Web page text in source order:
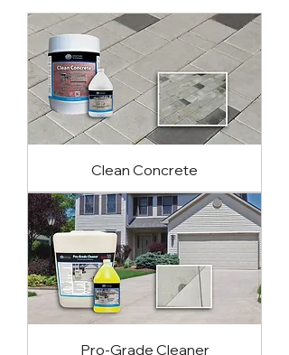
Clean Concrete
Pro-Grade Cleaner